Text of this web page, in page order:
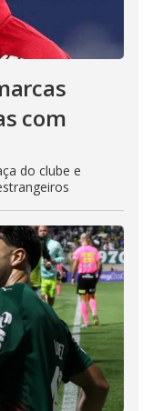
com
do clube e